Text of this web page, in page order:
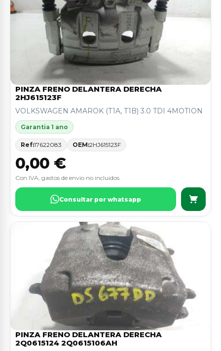
PINZA FRENO DELANTERA DERECHA
2HJ615123F
VOLKSWAGEN AMAROK (T1A, T1B) 3.0 TDI 4MOTION
Garantia 1 ano
Ref:17622083 OEM:2HJ615123F
0,00 €
Con IVA, gastos de envio no incluidos.
Consultar por whatsapp
PINZA FRENO DELANTERA DERECHA
2Q0615124 2Q0615106AH